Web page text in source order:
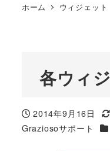
ホーム ウィジェット
各ウィ
投稿日
2014年9月16日
著
Graziosoサポート